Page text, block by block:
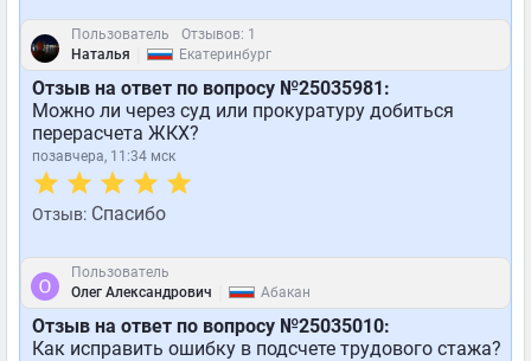
Пользователь
Отзывов: 1
Наталья
Екатеринбург
Отзыв на ответ по вопросу №25035981:
Можно ли через суд или прокуратуру добиться
перерасчета ЖКХ?
позавчера, 11:34 мск
Отзыв: Спасибо
Пользователь
Олег Александрович
Абакан
Отзыв на ответ по вопросу №25035010:
Как исправить ошибку в подсчете трудового стажа?